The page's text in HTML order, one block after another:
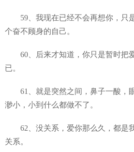
59、我现在已经不会再想你，只
个奋不顾身的自己。
60、后来才知道，你只是暂时把
已。
61、就是突然之间，鼻子一酸，
渺小，小到什么都做不了。
62、没关系，爱你那么久，都是
关系。